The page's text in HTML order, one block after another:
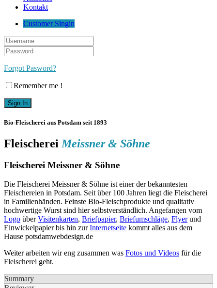
Kontakt
Customer Singin
Forgot Pasword?
Remember me !
Bio-Fleischerei aus Potsdam seit 1893
FleischereiMeissner & Söhne
Fleischerei Meissner & Söhne
Die Fleischerei Meissner & Söhne ist einer der bekanntesten
Fleischereien in Potsdam. Seit über 100 Jahren liegt die Fleischerei
in Familienhänden. Feinste Bio-Fleischprodukte und qualitativ
hochwertige Wurst sind hier selbstverständlich. Angefangen vom
Logo überVisitenkarten, Briefpapier, Briefumschläge, Flyerund
Einwickelpapier bis hin zurInternetseite kommt alles aus dem
Hause potsdamwebdesign.de
Weiter arbeiten wir eng zusammen was Fotos und Videos für die
Fleischerei geht.
Summary